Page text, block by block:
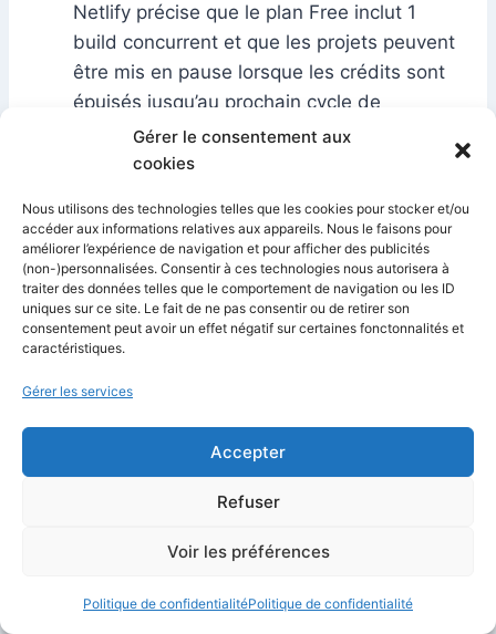
Gérer le consentement aux
cookies
Nous utilisons des technologies telles que les cookies pour stocker et/ou
accéder aux informations relatives aux appareils. Nous le faisons pour
améliorer l’expérience de navigation et pour afficher des publicités
(non-)personnalisées. Consentir à ces technologies nous autorisera à
traiter des données telles que le comportement de navigation ou les ID
uniques sur ce site. Le fait de ne pas consentir ou de retirer son
consentement peut avoir un effet négatif sur certaines fonctonnalités et
caractéristiques.
Gérer les services
Accepter
Refuser
Voir les préférences
Politique de confidentialitéPolitique de confidentialité
Netlify précise que le plan Free inclut 1
build concurrent et que les projets peuvent
être mis en pause lorsque les crédits sont
épuisés jusqu’au prochain cycle de
facturation.
vise les projets qui commencent à recevoir
un vrai trafic ou qui ont besoin de plus de
marge que le plan gratuit. Selon la page
tarifaire officielle, il inclut 1 000 crédits par
mois. C’est le plan à considérer pour un site
l’offre la plus intéressante pour les équipes